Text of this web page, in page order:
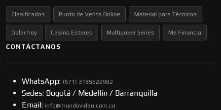
Clasificados Punto de Venta Online Material para Técnicos
Dolar hoy Casino Estereo Multipoker Series Me Financia
CONTÁCTANOS
WhatsApp: (57​​1) 3185522982
Sedes: Bogotá / Medellín / Barranquilla
Email: info@mundovideo.com.co